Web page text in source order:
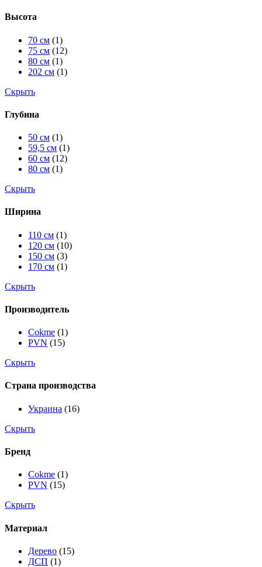
Высота
70 см (1)
75 см (12)
80 см (1)
202 см (1)
Скрыть
Глубина
50 см (1)
59,5 см (1)
60 см (12)
80 см (1)
Скрыть
Ширина
110 см (1)
120 см (10)
150 см (3)
170 см (1)
Скрыть
Производитель
Cokme (1)
PVN (15)
Скрыть
Страна производства
Украина (16)
Скрыть
Бренд
Cokme (1)
PVN (15)
Скрыть
Материал
Дерево (15)
ДСП (1)